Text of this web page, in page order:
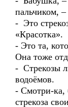
пальчиком, –
- Это
«Красотка».
- Это та,
Она тоже
- Стрекозы
водоёмов.
- Смотри-ка,
стрекоза